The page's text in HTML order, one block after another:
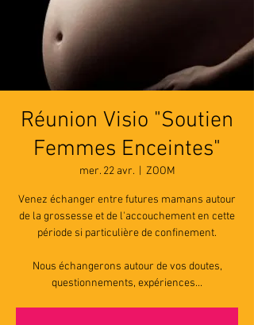
Réunion Visio "Soutien
Femmes Enceintes"
mer. 22 avr.
  |
ZOOM
Venez échanger entre futures mamans autour
de la grossesse et de l'accouchement en cette
période si particulière de confinement.
Nous échangerons autour de vos doutes,
questionnements, expériences...